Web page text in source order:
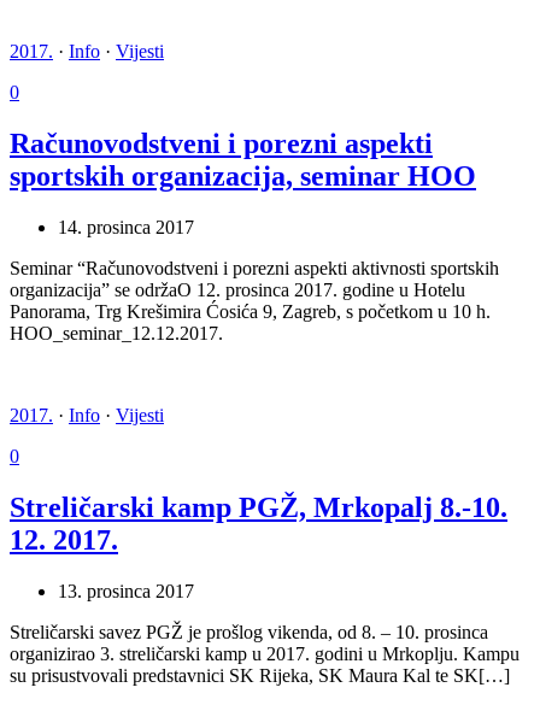
2017. · Info · Vijesti
0
Računovodstveni i porezni aspekti
sportskih organizacija, seminar HOO
14. prosinca 2017
Seminar “Računovodstveni i porezni aspekti aktivnosti sportskih
organizacija” se održaO 12. prosinca 2017. godine u Hotelu
Panorama, Trg Krešimira Ćosića 9, Zagreb, s početkom u 10 h.
HOO_seminar_12.12.2017.
2017. · Info · Vijesti
0
Streličarski kamp PGŽ, Mrkopalj 8.-10.
12. 2017.
13. prosinca 2017
Streličarski savez PGŽ je prošlog vikenda, od 8. – 10. prosinca
organizirao 3. streličarski kamp u 2017. godini u Mrkoplju. Kampu
su prisustvovali predstavnici SK Rijeka, SK Maura Kal te SK[…]